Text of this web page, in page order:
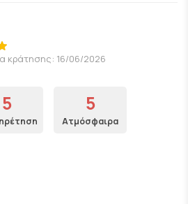
κράτησης: 16/06/2026
5 5
Ατμόσφαιρα